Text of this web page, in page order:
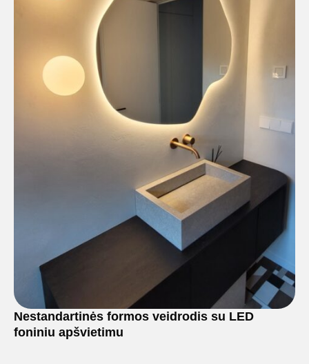
Nestandartinės formos veidrodis su LED
foniniu apšvietimu